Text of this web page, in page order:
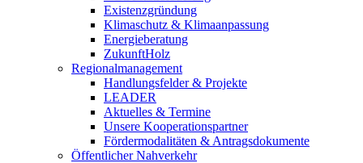
Existenzgründung
Klimaschutz & Klimaanpassung
Energieberatung
ZukunftHolz
Regionalmanagement
Handlungsfelder & Projekte
LEADER
Aktuelles & Termine
Unsere Kooperationspartner
Fördermodalitäten & Antragsdokumente
Öffentlicher Nahverkehr